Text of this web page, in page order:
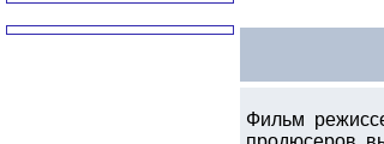
Фильм